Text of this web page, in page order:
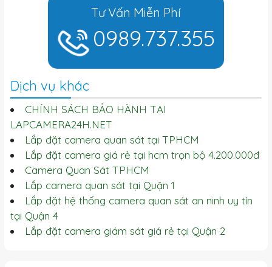
Tư Vấn Miễn Phí
0989.737.355
Dịch vụ khác
CHÍNH SÁCH BẢO HÀNH TẠI
LAPCAMERA24H.NET
Lắp đặt camera quan sát tại TPHCM
Lắp đặt camera giá rẻ tại hcm trọn bộ 4.200.000đ
Camera Quan Sát TPHCM
Lắp camera quan sát tại Quận 1
Lắp đặt hệ thống camera quan sát an ninh uy tín
tại Quận 4
Lắp đặt camera giám sát giá rẻ tại Quận 2